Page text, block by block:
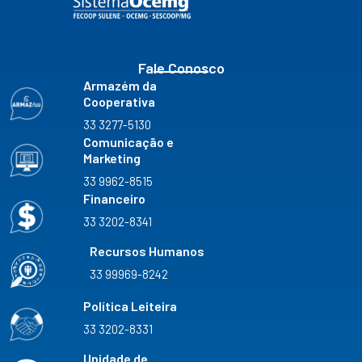
k
a
Fale Conosco
Armazém da
Cooperativa
33 3277-5130
Comunicação e
Marketing
33 9962-8515
Financeiro
33 3202-8341
Recursos Humanos
33 99969-8242
Política Leiteira
33 3202-8331
Unidade de